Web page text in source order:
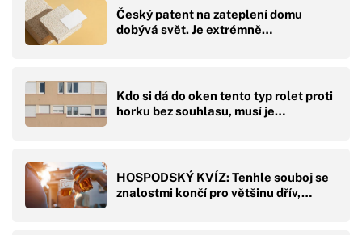
Český patent na zateplení domu
dobývá svět. Je extrémně…
Kdo si dá do oken tento typ rolet proti
horku bez souhlasu, musí je…
HOSPODSKÝ KVÍZ: Tenhle souboj se
znalostmi končí pro většinu dřív,…